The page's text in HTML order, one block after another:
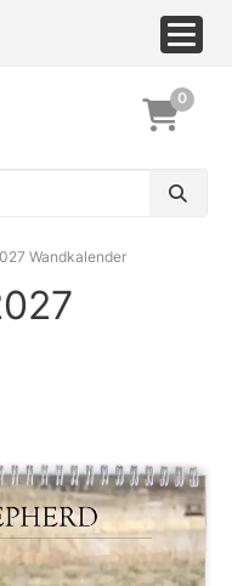
0
Wandkalender